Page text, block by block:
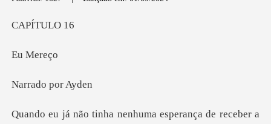
Loja
Histórico
TULO
Mer
o por